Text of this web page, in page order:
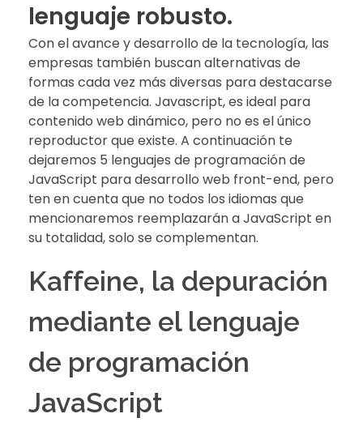
lenguaje robusto.
Con el avance y desarrollo de la tecnología, las
empresas también buscan alternativas de
formas cada vez más diversas para destacarse
de la competencia. Javascript, es ideal para
contenido web dinámico, pero no es el único
reproductor que existe. A continuación te
dejaremos 5 lenguajes de programación de
JavaScript para desarrollo web front-end, pero
ten en cuenta que no todos los idiomas que
mencionaremos reemplazarán a JavaScript en
su totalidad, solo se complementan.
Kaffeine, la depuración
mediante el lenguaje
de programación
JavaScript